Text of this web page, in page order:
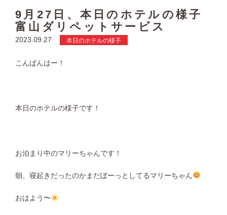
9月27日、本日のホテルの様子
富山ダリペットサービス
2023.09.27 本日のホテルの様子
こんばんはー！
本日のホテルの様子です！
お泊まり中のマリーちゃんです！
朝、寝起きだったのかまだぼーっとしてるマリーちゃん
おはよう〜